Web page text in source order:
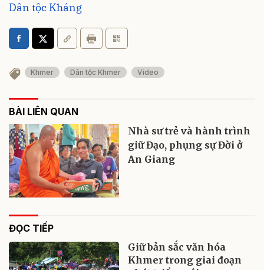
Dân tộc Kháng
Khmer Dân tộc Khmer Video
BÀI LIÊN QUAN
Nhà sư trẻ và hành trình
giữ Đạo, phụng sự Đời ở
An Giang
ĐỌC TIẾP
Giữ bản sắc văn hóa
Khmer trong giai đoạn